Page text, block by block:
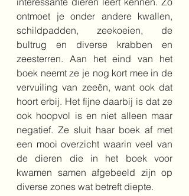
ontmoet je onder andere kwallen,
schildpadden, zeekoeien, de
bultrug en diverse krabben en
zeesterren. Aan het eind van het
boek neemt ze je nog kort mee in de
vervuiling van zeeën, want ook dat
hoort erbij. Het fijne daarbij is dat ze
ook hoopvol is en niet alleen maar
negatief. Ze sluit haar boek af met
een mooi overzicht waarin veel van
de dieren die in het boek voor
kwamen samen afgebeeld zijn op
diverse zones wat betreft diepte.